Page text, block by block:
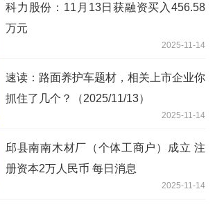
科力股份：11月13日获融资买入456.58
万元
2025-11-14
速读：路面养护车题材，相关上市企业你
抓住了几个？（2025/11/13）
2025-11-14
邱县南南木材厂（个体工商户）成立 注
册资本2万人民币 每日消息
2025-11-14